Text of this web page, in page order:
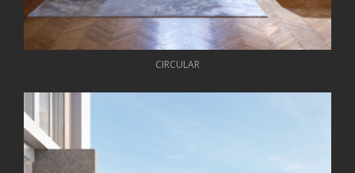
CIRCULAR